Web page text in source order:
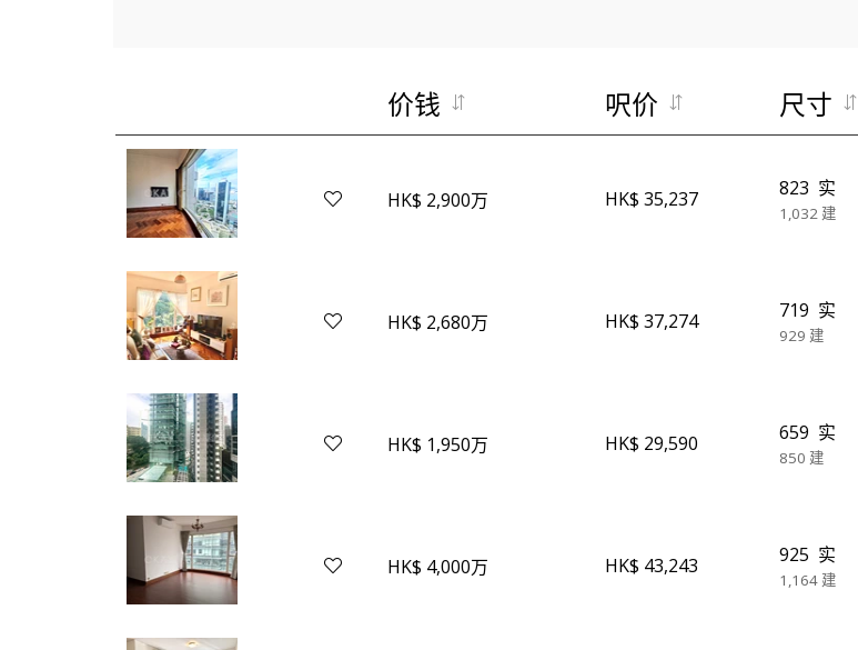
价钱 呎价 尺寸
HK$ 2,900万 HK$ 35,237 823 实
1,032 建
HK$ 2,680万 HK$ 37,274 719 实
929 建
HK$ 1,950万 HK$ 29,590 659 实
850 建
HK$ 4,000万 HK$ 43,243 925 实
1,164 建